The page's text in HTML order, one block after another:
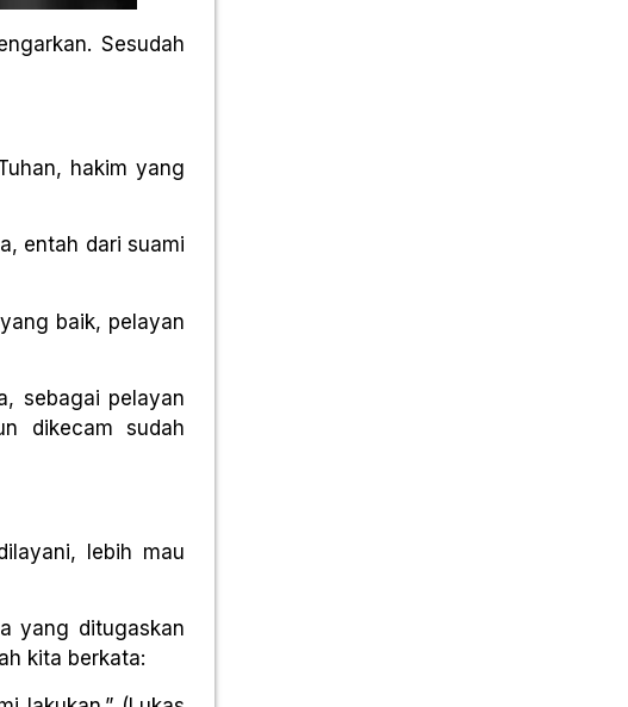
Sesudah
hakim yang
entah dari suami
baik, pelayan
sebagai pelayan
dikecam sudah
lebih mau
yang ditugaskan
kita berkata: